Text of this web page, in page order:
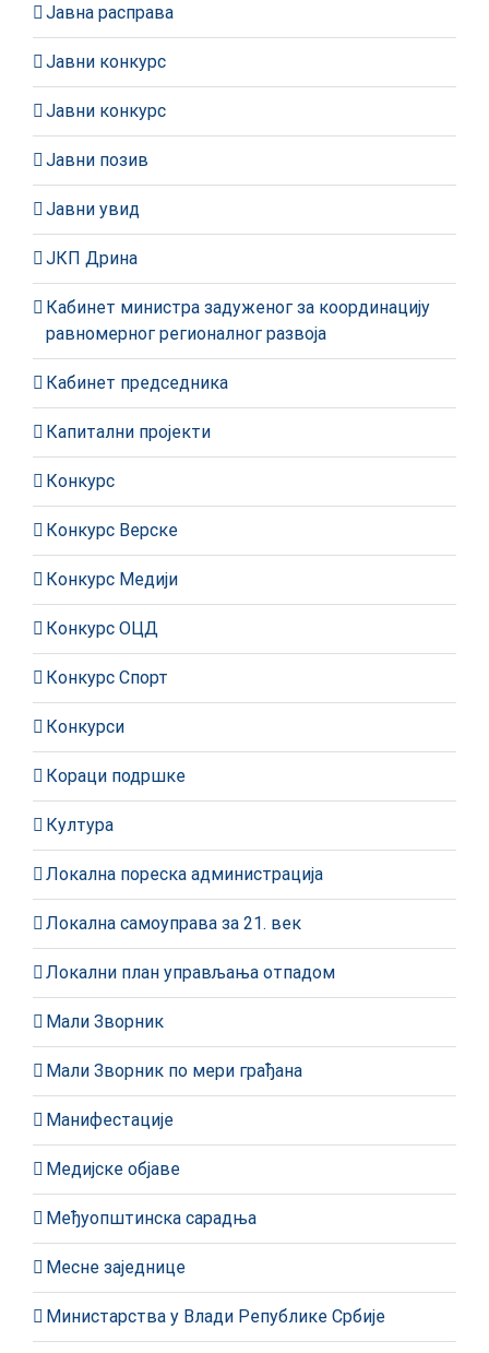
Јавна расправа
Јавни конкурс
Јавни конкурс
Јавни позив
Јавни увид
ЈКП Дрина
Кабинет министра задуженог за координацију
равномерног регионалног развоја
Кабинет председника
Капитални пројекти
Конкурс
Конкурс Верске
Конкурс Медији
Конкурс ОЦД
Конкурс Спорт
Конкурси
Кораци подршке
Култура
Локална пореска администрација
Локална самоуправа за 21. век
Локални план управљања отпадом
Мали Зворник
Мали Зворник по мери грађана
Манифестације
Медијске објаве
Међуопштинска сарадња
Месне заједнице
Министарства у Влади Републике Србије